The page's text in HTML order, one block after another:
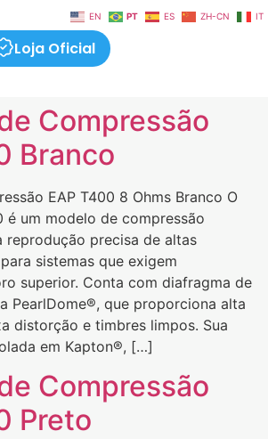
EN PT ES ZH-CN IT
Loja Oficial
Compressão
Branco
EAP T400 8 Ohms Branco O
é um modelo de compressão
reprodução precisa de altas
sistemas que exigem
superior. Conta com diafragma de
PearlDome®, que proporciona alta
distorção e timbres limpos. Sua
em Kapton®, […]
Compressão
Preto